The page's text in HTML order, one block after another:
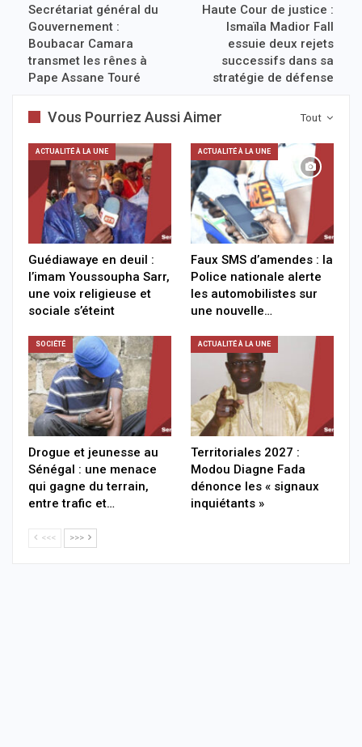
Secrétariat général du
Gouvernement :
Boubacar Camara
transmet les rênes à
Pape Assane Touré
Haute Cour de justice :
Ismaïla Madior Fall
essuie deux rejets
successifs dans sa
stratégie de défense
Tout
Vous Pourriez Aussi Aimer
ACTUALITÉ À LA UNE
Guédiawaye en deuil :
l’imam Youssoupha Sarr,
une voix religieuse et
sociale s’éteint
ACTUALITÉ À LA UNE
Faux SMS d’amendes : la
Police nationale alerte
les automobilistes sur
une nouvelle…
SOCIÉTÉ
Drogue et jeunesse au
Sénégal : une menace
qui gagne du terrain,
entre trafic et…
ACTUALITÉ À LA UNE
Territoriales 2027 :
Modou Diagne Fada
dénonce les « signaux
inquiétants »
<<< >>>